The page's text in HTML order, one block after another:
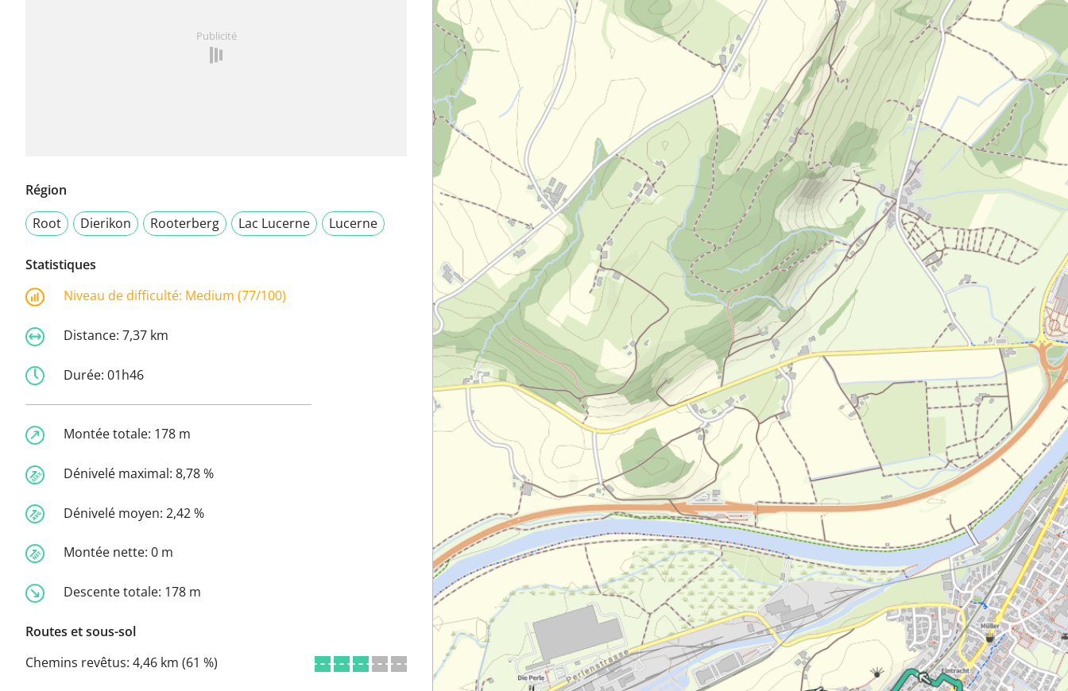
Publicité
Région
Root
Dierikon Rooterberg Lac Lucerne Lucerne
Statistiques
Niveau de difficulté: Medium (77/100)
Distance: 7,37 km
Durée: 01h46
Montée totale: 178 m
Dénivelé maximal: 8,78 %
Dénivelé moyen: 2,42 %
Montée nette: 0 m
Descente totale: 178 m
Routes et sous-sol
Chemins revêtus: 4,46 km (61 %)